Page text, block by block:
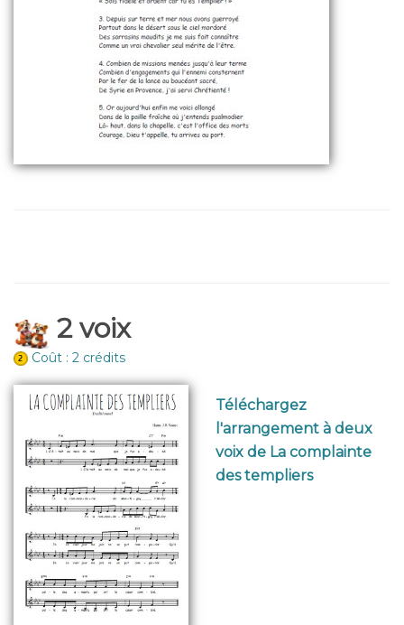
2 voix
Coût : 2 crédits
Téléchargez
l'arrangement à deux
voix de La complainte
des templiers